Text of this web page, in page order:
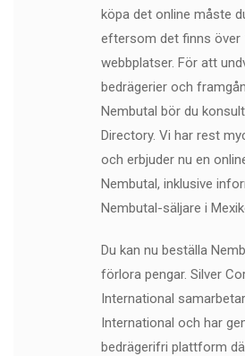
köpa det online måste
eftersom det finns över
webbplatser. För att
bedrägerier och
Nembutal bör du
Directory. Vi har rest
och erbjuder nu en
Nembutal, inklusive
Nembutal-säljare i
Du kan nu beställa
förlora pengar. Silver
International
International och har
bedrägerifri plattform